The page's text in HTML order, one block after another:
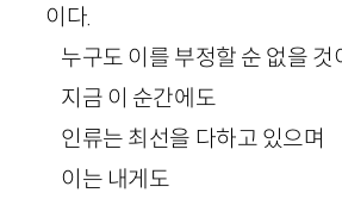
이다.
누구도 이를 부정할 순 없을 것
지금 이 순간에도
인류는 최선을 다하고 있으며
이는 내게도